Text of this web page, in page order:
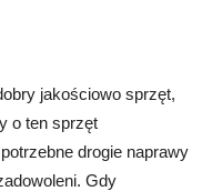
jakościowo sprzęt,
o ten sprzęt
drogie naprawy
Gdy